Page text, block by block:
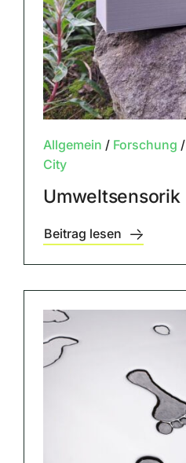
Allgemein / Forschung /
City
Umweltsensorik
Beitrag lesen